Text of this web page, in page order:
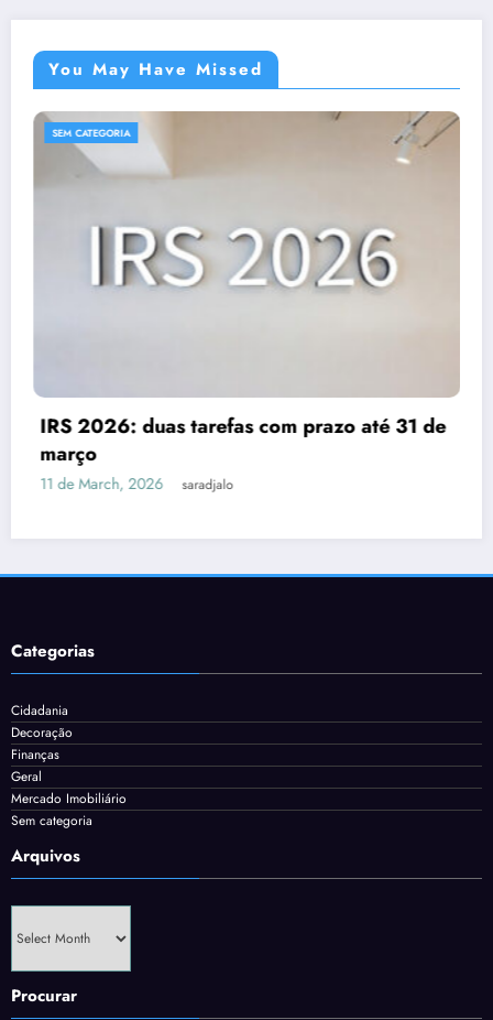
You May Have Missed
de
SEM CATEGORIA
Despesas dedutíveis em IRS: tudo o que
3 de March, 2026
Categorias
Cidadania
Decoração
Finanças
Geral
Mercado Imobiliário
Sem categoria
Arquivos
Arquivos
Procurar